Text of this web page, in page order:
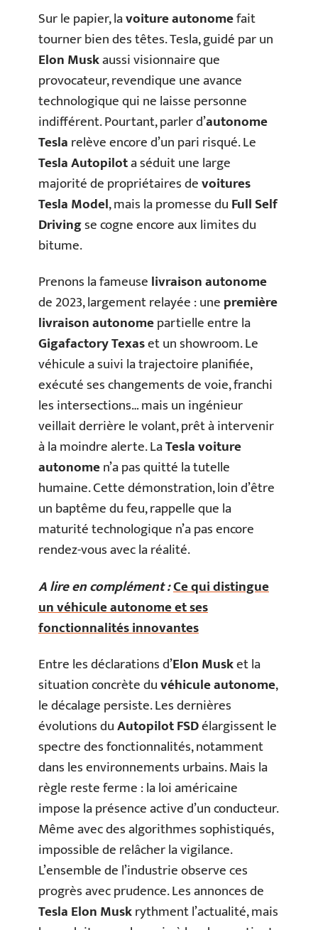
Sur le papier, lavoiture autonomefait
tourner bien des têtes. Tesla, guidé par un
Elon Muskaussi visionnaire que
provocateur, revendique une avance
technologique qui ne laisse personne
indifférent. Pourtant, parler d’autonome
Teslarelève encore d’un pari risqué. Le
Tesla Autopilota séduit une large
majorité de propriétaires devoitures
Tesla Model, mais la promesse duFull Self
Drivingse cogne encore aux limites du
bitume.
Prenons la fameuselivraison autonome
de 2023, largement relayée : unepremière
livraison autonomepartielle entre la
Gigafactory Texaset un showroom. Le
véhicule a suivi la trajectoire planifiée,
exécuté ses changements de voie, franchi
les intersections… mais un ingénieur
veillait derrière le volant, prêt à intervenir
à la moindre alerte. LaTesla voiture
autonomen’a pas quitté la tutelle
humaine. Cette démonstration, loin d’être
un baptême du feu, rappelle que la
maturité technologique n’a pas encore
rendez-vous avec la réalité.
A lire en complément :Ce qui distingue
un véhicule autonome et ses
fonctionnalités innovantes
Entre les déclarations d’Elon Musket la
situation concrète duvéhicule autonome,
le décalage persiste. Les dernières
évolutions duAutopilot FSDélargissent le
spectre des fonctionnalités, notamment
dans les environnements urbains. Mais la
règle reste ferme : la loi américaine
impose la présence active d’un conducteur.
Même avec des algorithmes sophistiqués,
impossible de relâcher la vigilance.
L’ensemble de l’industrie observe ces
progrès avec prudence. Les annonces de
Tesla Elon Muskrythment l’actualité, mais